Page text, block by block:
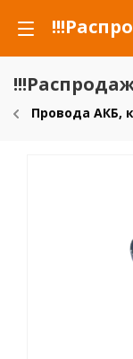
Провода АКБ,